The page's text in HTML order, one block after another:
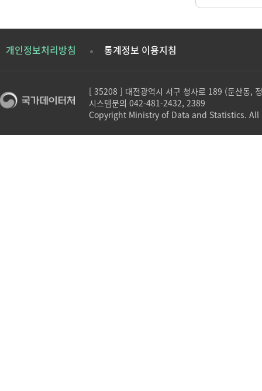
개인정보처리방침 통계정보 이용지침
[ 35208 ] 대전광역시 서구 청사로 189 (둔산동,
시스템문의 042-481-2432, 2389
Copyright Ministry of Data and Statistics.